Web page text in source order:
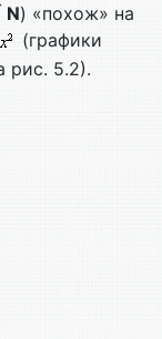
N) «похож» на
(графики
рис. 5.2).